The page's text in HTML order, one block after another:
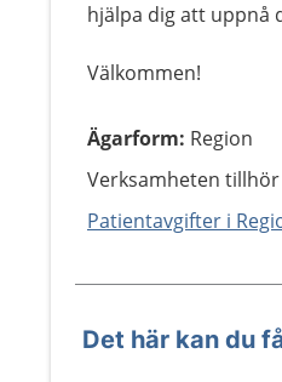
hjälpa dig att uppnå
Välkommen!
Ägarform: Region
Verksamheten
Patientavgifter i
Det här kan du